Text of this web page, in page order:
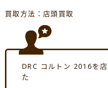
買取方法：店頭買取
DRC コルトン 2016を
た